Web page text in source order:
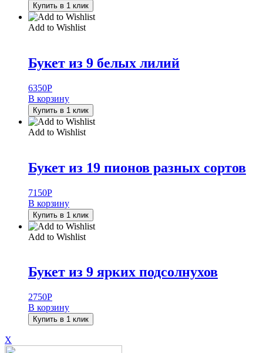
Купить в 1 клик
Add to Wishlist
Букет из 9 белых лилий
6350Р
В корзину
Купить в 1 клик
Add to Wishlist
Букет из 19 пионов разных сортов
7150Р
В корзину
Купить в 1 клик
Add to Wishlist
Букет из 9 ярких подсолнухов
2750Р
В корзину
Купить в 1 клик
X